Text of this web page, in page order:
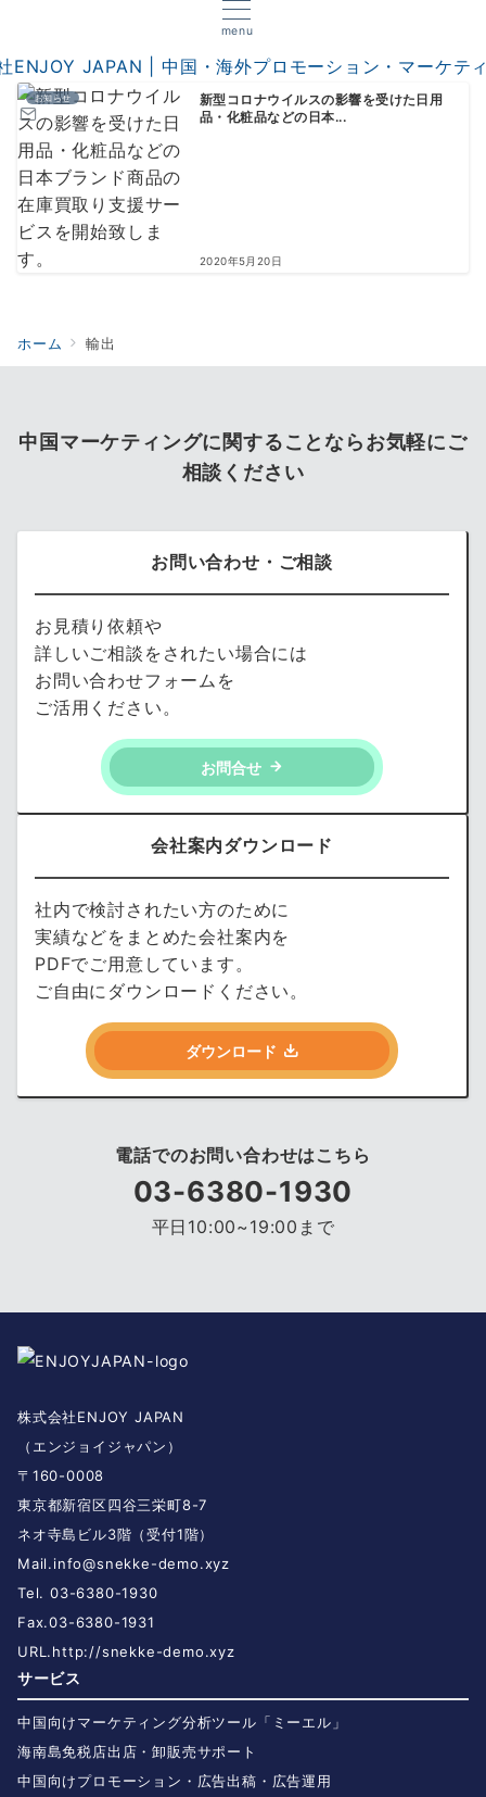
menu
お知らせ
新型コロナウイルスの影響を受けた日用
品・化粧品などの日本...
2020年5月20日
ホーム 輸出
中国マーケティングに関することならお気軽にご
相談ください
お問い合わせ・ご相談
お見積り依頼や
詳しいご相談をされたい場合には
お問い合わせフォームを
ご活用ください。
お問合せ
会社案内ダウンロード
社内で検討されたい方のために
実績などをまとめた会社案内を
PDFでご用意しています。
ご自由にダウンロードください。
ダウンロード
電話でのお問い合わせはこちら
03-6380-1930
平日10:00~19:00まで
株式会社ENJOY JAPAN
（エンジョイジャパン）
〒160-0008
東京都新宿区四谷三栄町8-7
ネオ寺島ビル3階（受付1階）
Mail.info@snekke-demo.xyz
Tel. 03-6380-1930
Fax.03-6380-1931
URL.http://snekke-demo.xyz
サービス
中国向けマーケティング分析ツール「ミーエル」
海南島免税店出店・卸販売サポート
中国向けプロモーション・広告出稿・広告運用